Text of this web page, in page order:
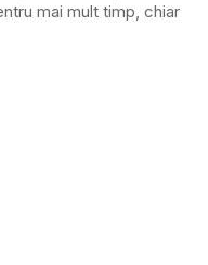
mai mult timp, chiar